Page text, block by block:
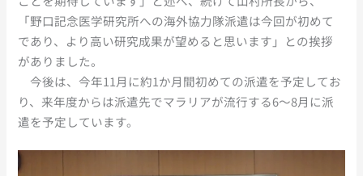
「野口記念医学研究所への海外協力隊派遣は今回が初めて
であり、より高い研究成果が望めると思います」との挨拶
がありました。
今後は、今年11月に約1か月間初めての派遣を予定してお
り、来年度からは派遣先でマラリアが流行する6～8月に派
遣を予定しています。